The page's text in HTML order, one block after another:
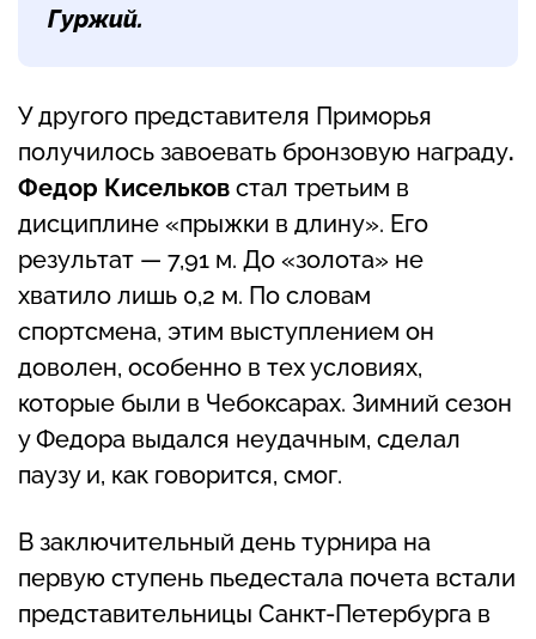
Гуржий.
У другого представителя Приморья
получилось завоевать бронзовую награду.
Федор Кисельков стал третьим в
дисциплине «прыжки в длину». Его
результат — 7,91 м. До «золота» не
хватило лишь 0,2 м. По словам
спортсмена, этим выступлением он
доволен, особенно в тех условиях,
которые были в Чебоксарах. Зимний сезон
у Федора выдался неудачным, сделал
паузу и, как говорится, смог.
В заключительный день турнира на
первую ступень пьедестала почета встали
представительницы Санкт-Петербурга в